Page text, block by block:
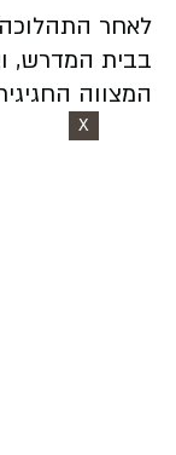
לאחר
בבית המדרש,
המצווה
X